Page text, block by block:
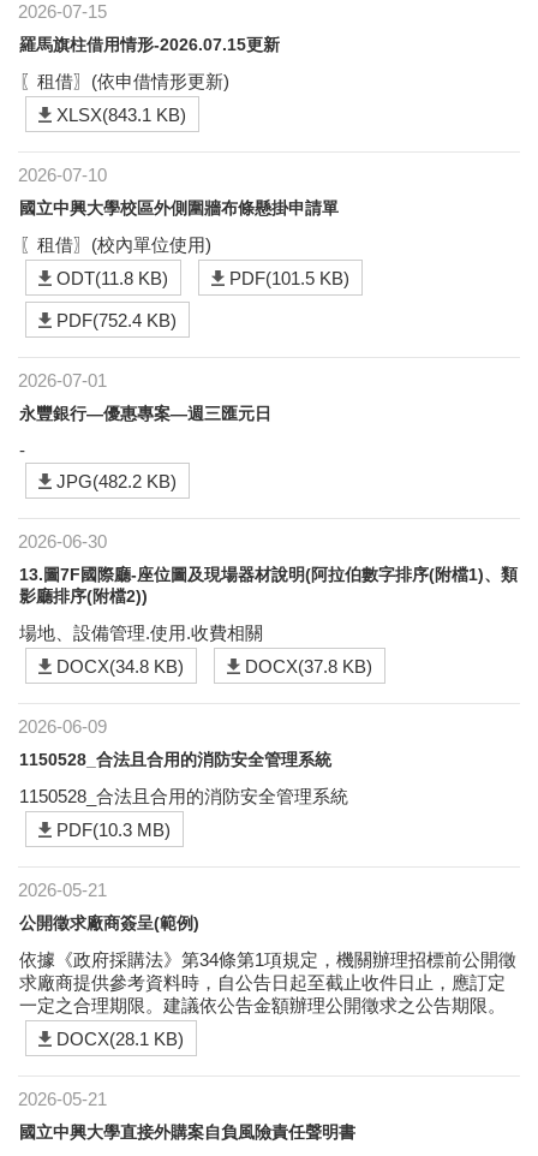
2026-07-15
羅馬旗柱借用情形-2026.07.15更新
〖租借〗(依申借情形更新)
XLSX(843.1 KB)
2026-07-10
國立中興大學校區外側圍牆布條懸掛申請單
〖租借〗(校內單位使用)
ODT(11.8 KB)
PDF(101.5 KB)
PDF(752.4 KB)
2026-07-01
永豐銀行—優惠專案—週三匯元日
-
JPG(482.2 KB)
2026-06-30
13.圖7F國際廳-座位圖及現場器材說明(阿拉伯數字排序(附檔1)、類
影廳排序(附檔2))
場地、設備管理.使用.收費相關
DOCX(34.8 KB)
DOCX(37.8 KB)
2026-06-09
1150528_合法且合用的消防安全管理系統
1150528_合法且合用的消防安全管理系統
PDF(10.3 MB)
2026-05-21
公開徵求廠商簽呈(範例)
依據《政府採購法》第34條第1項規定，機關辦理招標前公開徵
求廠商提供參考資料時，自公告日起至截止收件日止，應訂定
一定之合理期限。建議依公告金額辦理公開徵求之公告期限。
DOCX(28.1 KB)
2026-05-21
國立中興大學直接外購案自負風險責任聲明書